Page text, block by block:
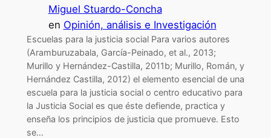
Miguel Stuardo-Concha
en Opinión, análisis e Investigación
Escuelas para la justicia social Para varios autores
(Aramburuzabala, García-Peinado, et al., 2013;
Murillo y Hernández-Castilla, 2011b; Murillo, Román, y
Hernández Castilla, 2012) el elemento esencial de una
escuela para la justicia social o centro educativo para
la Justicia Social es que éste defiende, practica y
enseña los principios de justicia que promueve. Esto
se…